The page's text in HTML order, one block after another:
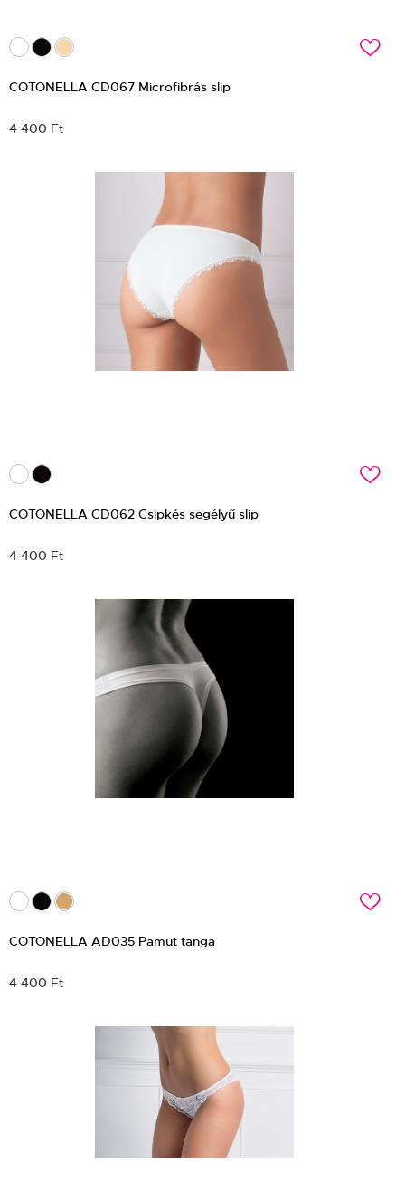
c
COTONELLA CD067 Microfibrás slip
4 400 Ft
c
COTONELLA CD062 Csipkés segélyű slip
4 400 Ft
c
COTONELLA AD035 Pamut tanga
4 400 Ft